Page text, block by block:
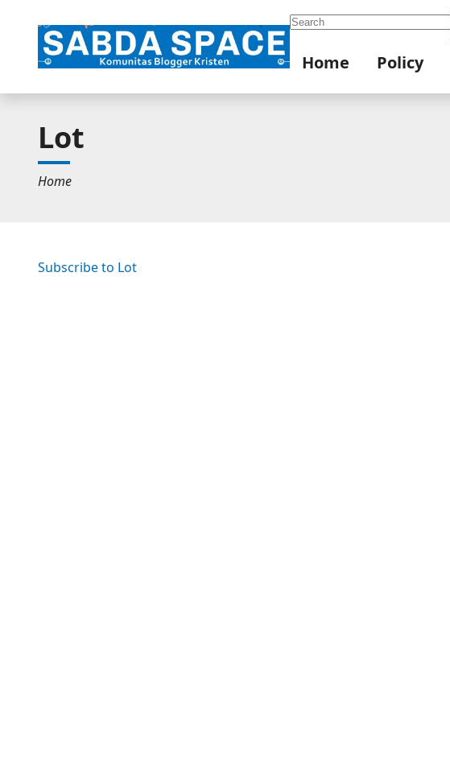
Search
Home Policy
Lot
Home
Subscribe to Lot